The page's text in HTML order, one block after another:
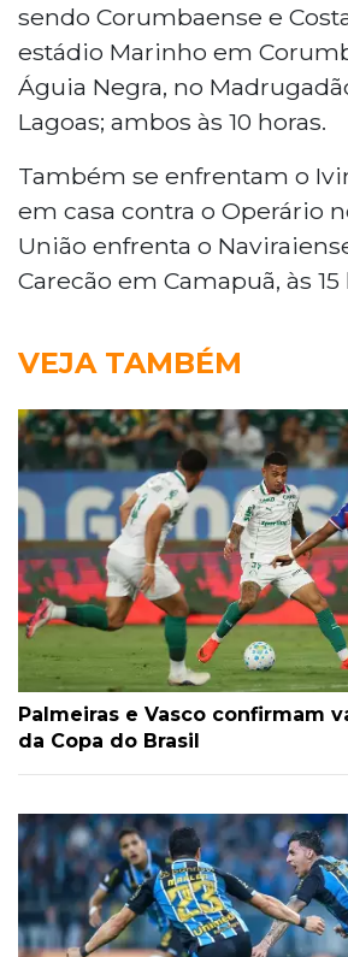
sendo Corumbaense e
estádio Marinho em
Águia Negra, no
Lagoas; ambos às 10 horas.
Também se enfrentam o
em casa contra o Operário
União enfrenta o
Carecão em Camapuã, às 15
VEJA TAMBÉM
Palmeiras e Vasco confirmam
da Copa do Brasil